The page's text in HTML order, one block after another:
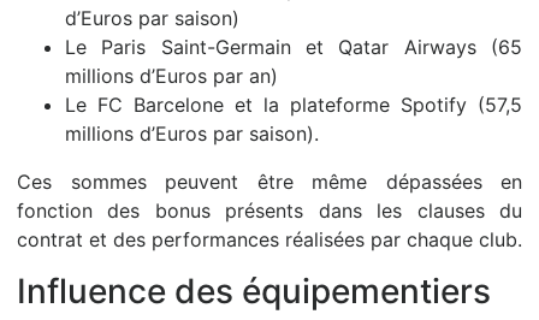
d’Euros par saison)
Le Paris Saint-Germain et Qatar Airways (65
millions d’Euros par an)
Le FC Barcelone et la plateforme Spotify (57,5
millions d’Euros par saison).
Ces sommes peuvent être même dépassées en
fonction des bonus présents dans les clauses du
contrat et des performances réalisées par chaque club.
Influence des équipementiers